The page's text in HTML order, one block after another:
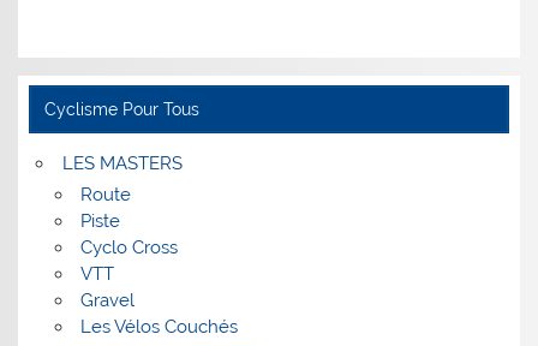
Cyclisme Pour Tous
LES MASTERS
Route
Piste
Cyclo Cross
VTT
Gravel
Les Vélos Couchés